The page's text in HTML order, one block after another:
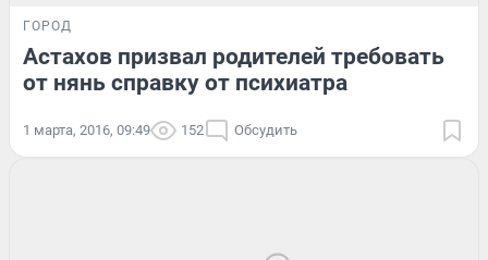
ГОРОД
Астахов призвал родителей требовать
от нянь справку от психиатра
1 марта, 2016, 09:49 152 Обсудить